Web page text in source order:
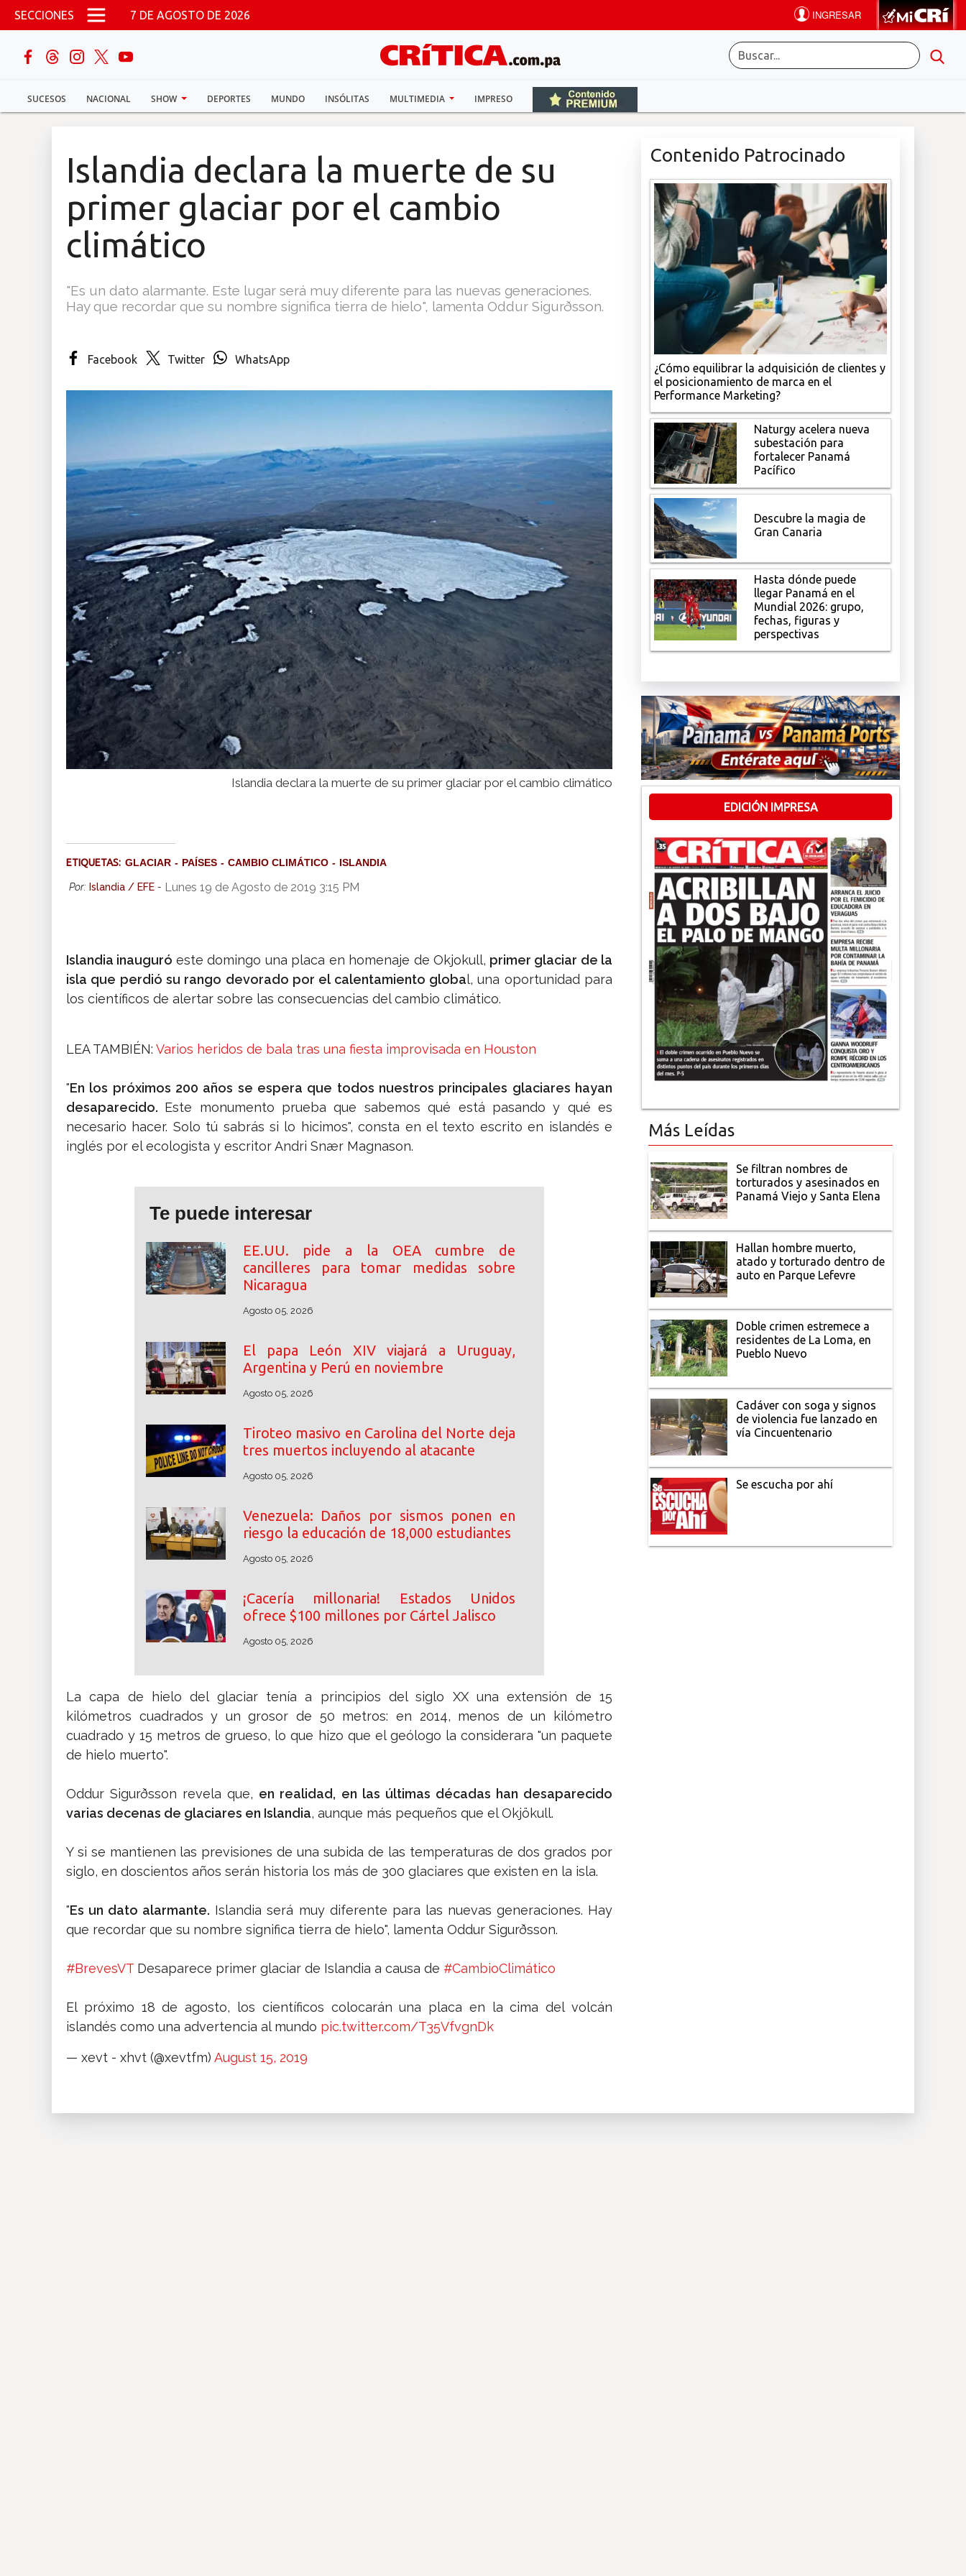
Pasar al contenido principal
SECCIONES 7 DE AGOSTO DE 2026
SUCESOS NACIONAL SHOW DEPORTES MUNDO INSÓLITAS MULTIMEDIA IMPRESO
buscar
Sucesos
Multimedia
Islandia declara la muerte de su
primer glaciar por el cambio
climático
"Es un dato alarmante. Este lugar será muy diferente para las nuevas generaciones.
Hay que recordar que su nombre significa tierra de hielo", lamenta Oddur Sigurðsson.
Facebook Twitter WhatsApp
Islandia declara la muerte de su primer glaciar por el cambio climático
ETIQUETAS: GLACIAR PAÍSES CAMBIO CLIMÁTICO ISLANDIA
Por: Islandia / EFE - Lunes 19 de Agosto de 2019 3:15 PM
Islandia inauguró este domingo una placa en homenaje de Okjokull, primer glaciar de la
isla que perdió su rango devorado por el calentamiento global, una oportunidad para
los científicos de alertar sobre las consecuencias del cambio climático.
LEA TAMBIÉN: Varios heridos de bala tras una fiesta improvisada en Houston
"En los próximos 200 años se espera que todos nuestros principales glaciares hayan
desaparecido. Este monumento prueba que sabemos qué está pasando y qué es
necesario hacer. Solo tú sabrás si lo hicimos", consta en el texto escrito en islandés e
inglés por el ecologista y escritor Andri Snær Magnason.
Te puede interesar
EE.UU. pide a la OEA cumbre de
cancilleres para tomar medidas sobre
Nicaragua
Agosto 05, 2026
El papa León XIV viajará a Uruguay,
Argentina y Perú en noviembre
Agosto 05, 2026
Tiroteo masivo en Carolina del Norte deja
tres muertos incluyendo al atacante
Agosto 05, 2026
Venezuela: Daños por sismos ponen en
riesgo la educación de 18,000 estudiantes
Agosto 05, 2026
¡Cacería millonaria! Estados Unidos
ofrece $100 millones por Cártel Jalisco
Agosto 05, 2026
La capa de hielo del glaciar tenía a principios del siglo XX una extensión de 15
kilómetros cuadrados y un grosor de 50 metros: en 2014, menos de un kilómetro
cuadrado y 15 metros de grueso, lo que hizo que el geólogo la considerara "un paquete
de hielo muerto".
Oddur Sigurðsson revela que, en realidad, en las últimas décadas han desaparecido
varias decenas de glaciares en Islandia, aunque más pequeños que el Okjökull.
Y si se mantienen las previsiones de una subida de las temperaturas de dos grados por
siglo, en doscientos años serán historia los más de 300 glaciares que existen en la isla.
"Es un dato alarmante. Islandia será muy diferente para las nuevas generaciones. Hay
que recordar que su nombre significa tierra de hielo", lamenta Oddur Sigurðsson.
#BrevesVT Desaparece primer glaciar de Islandia a causa de #CambioClimático
El próximo 18 de agosto, los científicos colocarán una placa en la cima del volcán
islandés como una advertencia al mundo pic.twitter.com/T35VfvgnDk
— xevt - xhvt (@xevtfm) August 15, 2019
Contenido Patrocinado
¿Cómo equilibrar la adquisición de clientes y
el posicionamiento de marca en el
Performance Marketing?
Naturgy acelera nueva
subestación para
fortalecer Panamá
Pacífico
Descubre la magia de
Gran Canaria
Hasta dónde puede
llegar Panamá en el
Mundial 2026: grupo,
fechas, figuras y
perspectivas
EDICIÓN IMPRESA
Más Leídas
Se filtran nombres de
torturados y asesinados en
Panamá Viejo y Santa Elena
Hallan hombre muerto,
atado y torturado dentro de
auto en Parque Lefevre
Doble crimen estremece a
residentes de La Loma, en
Pueblo Nuevo
Cadáver con soga y signos
de violencia fue lanzado en
vía Cincuentenario
Se escucha por ahí